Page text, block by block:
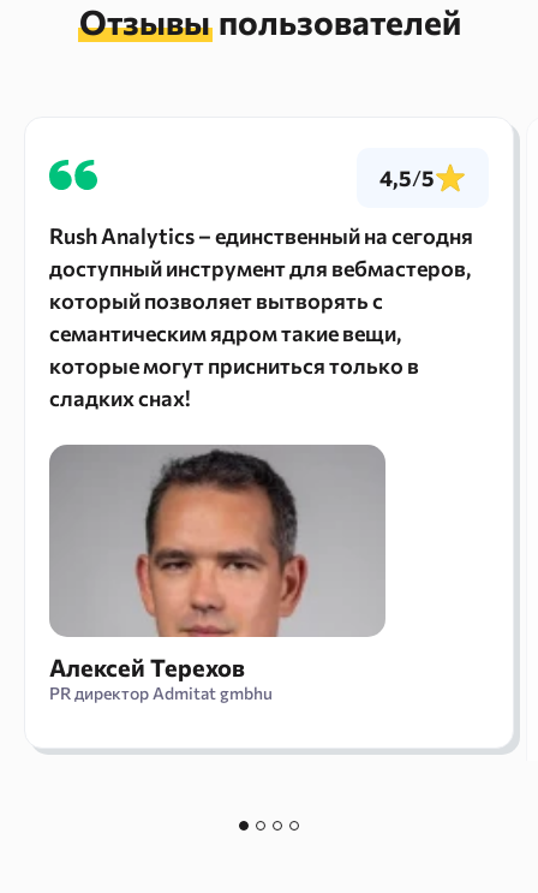
Отзывыпользователей
Rush Analytics – единственный на сегодня
доступный инструмент для вебмастеров,
который позволяет вытворять с
семантическим ядром такие вещи,
которые могут присниться только в
сладких снах!
Алексей Терехов
PR директор Admitat gmbhu
4,5/5